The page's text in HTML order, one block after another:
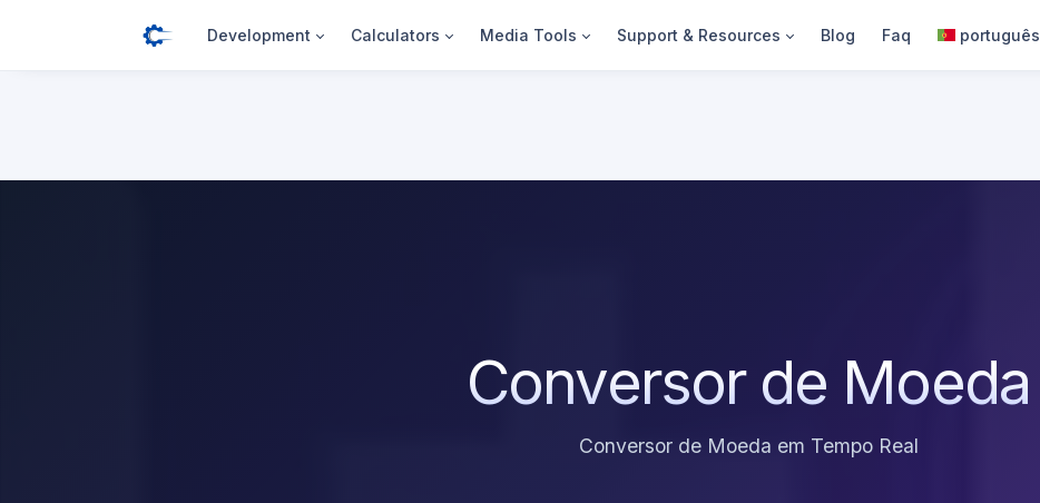
Development Calculators Media Tools Support & Resources Blog Faq português
Conversor de Moeda
Conversor de Moeda em Tempo Real